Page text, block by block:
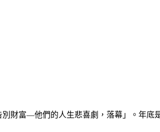
財富—他們的人生悲喜劇，落幕」。年底